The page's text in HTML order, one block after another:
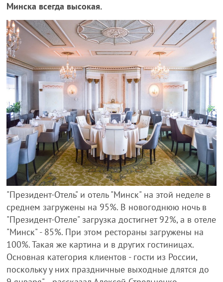
Минска всегда высокая.
"Президент-Отель" и отель "Минск" на этой неделе в
среднем загружены на 95%. В новогоднюю ночь в
"Президент-Отеле" загрузка достигнет 92%, а в отеле
"Минск" - 85%. При этом рестораны загружены на
100%. Такая же картина и в других гостиницах.
Основная категория клиентов - гости из России,
поскольку у них праздничные выходные длятся до